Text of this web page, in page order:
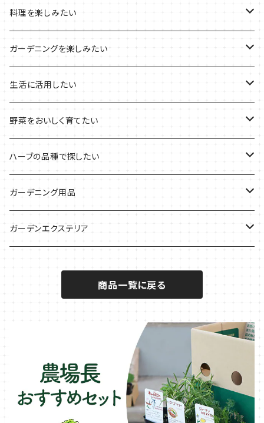
プラ製プランターの栽培キット
その他のプランターの栽培キット
2021年の敬老の日
2021年のハロウィン
2021年のクリスマス
ハーブブーケ
フレッシュハーブ
ハーブティーの定番ハーブ
リラックスしたい時に
シャキッとしたい時に
デトックスに
気分で香りを楽しみたい
料理を楽しみたい
料理の定番ハーブ
イタリア料理に
魚料理に
BBQ・肉料理に
サラダに使いたい
秋植えで料理に
ガーデニングを楽しみたい
花を楽しみたい
カラーリーフ
ハーブガーデンづくりに
夏のハーブガーデンに
生活に活用したい
パーティーハーブ
インスタ映えハーブ
虫よけに使いたい
ハーブバスに
野菜をおいしく育てたい
トマトのコンパニオン
ジャガイモのコンパニオン
葉物野菜のコンパニオン
キュウリのコンパニオン
イチゴをおいしく育てたい
ハーブの品種で探したい
ミント・ハーブ苗
バジル・ハーブ苗
タイム・ハーブ苗
マロウ・ハーブ苗
ヒソップ・ハーブ苗
ガーデニング用品
その他
樹脂製 / プラ製プランター
ファイバー製プランター
ガーデンエクステリア
オーニング
シェード
商品一覧に戻る